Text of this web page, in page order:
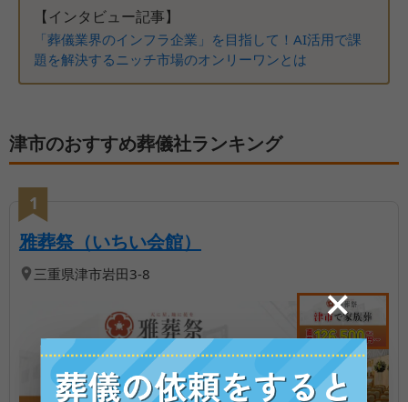
【インタビュー記事】
「葬儀業界のインフラ企業」を目指して！AI活用で課
題を解決するニッチ市場のオンリーワンとは
津市のおすすめ葬儀社ランキング
1
【第1位】
雅葬祭（いちい会館）
三重県津市岩田3-8